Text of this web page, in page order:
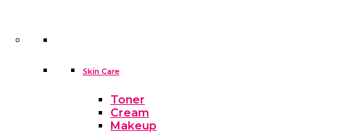
Skin Care
Toner
Cream
Makeup
Household